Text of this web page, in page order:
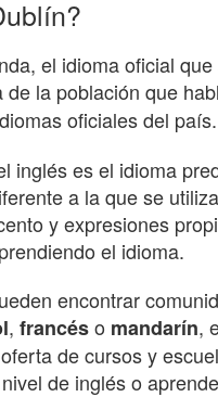
el idioma oficial
la población que
oficiales del país.
inglés es el idioma
a la que se
y expresiones
el idioma.
encontrar
, francéso mandarín,
de cursos y
de inglés o